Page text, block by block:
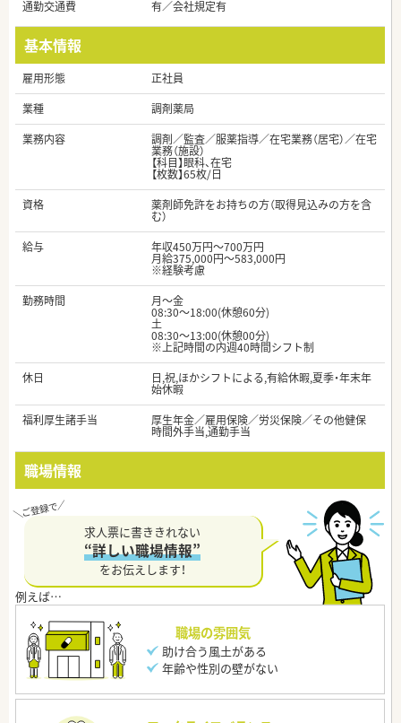
通勤交通費
有／会社規定有
基本情報
雇用形態
正社員
業種
調剤薬局
業務内容
調剤／監査／服薬指導／在宅業務（居宅）／在宅
業務（施設）
【科目】眼科、在宅
【枚数】65枚/日
資格
薬剤師免許をお持ちの方（取得見込みの方を含
む）
給与
年収450万円～700万円
月給375,000円～583,000円
※経験考慮
勤務時間
月～金
08:30～18:00(休憩60分)
土
08:30～13:00(休憩00分)
※上記時間の内週40時間シフト制
休日
日,祝,ほかシフトによる,有給休暇,夏季・年末年
始休暇
福利厚生諸手当
厚生年金／雇用保険／労災保険／その他健保
時間外手当,通勤手当
職場情報
求人票に書ききれない
“詳しい職場情報”
をお伝えします！
職場の雰囲気
助け合う風土がある
年齢や性別の壁がない